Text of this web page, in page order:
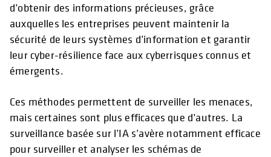
d’obtenir des informations précieuses, grâce
auxquelles les entreprises peuvent maintenir la
sécurité de leurs systèmes d’information et garantir
leur cyber-résilience face aux cyberrisques connus et
émergents.
Ces méthodes permettent de surveiller les menaces,
mais certaines sont plus efficaces que d’autres. La
surveillance basée sur l’IA s’avère notamment efficace
pour surveiller et analyser les schémas de